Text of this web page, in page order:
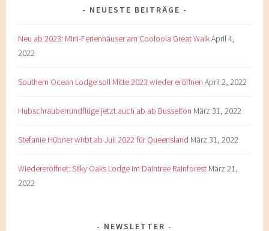
NEUESTE BEITRÄGE
Neu ab 2023: Mini-Ferienhäuser am Cooloola Great WalkApril 4,
2022
Southern Ocean Lodge soll Mitte 2023 wieder eröffnen April 2, 2022
Hubschrauberrundflüge jetzt auch ab ab Busselton März 31, 2022
Stefanie Hübner wirbt ab Juli 2022 für Queensland März 31, 2022
Wiedereröffnet: Silky Oaks Lodge im Daintree Rainforest März 21,
2022
NEWSLETTER